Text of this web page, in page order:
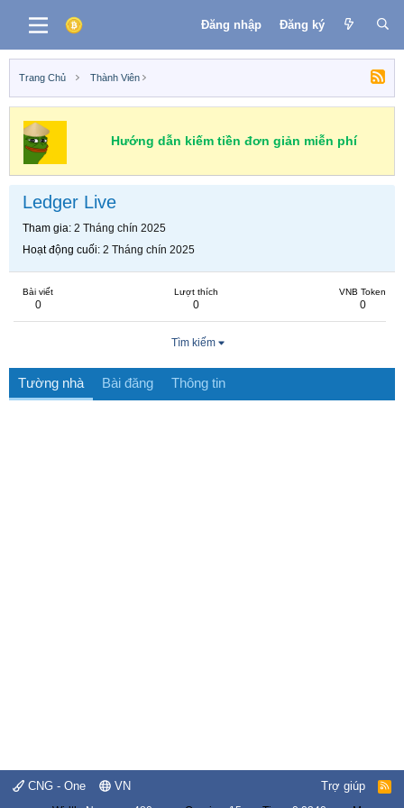
Đăng nhập Đăng ký
Trang Chủ Thành Viên
Hướng dẫn kiếm tiền đơn giản miễn phí
Ledger Live
Tham gia 2 Tháng chín 2025
Hoạt động cuối 2 Tháng chín 2025
Bài viết
0
Lượt thích
0
VNB Token
0
Tìm kiếm
Tường nhà Bài đăng Thông tin
CNG - One VN Trợ giúp
R